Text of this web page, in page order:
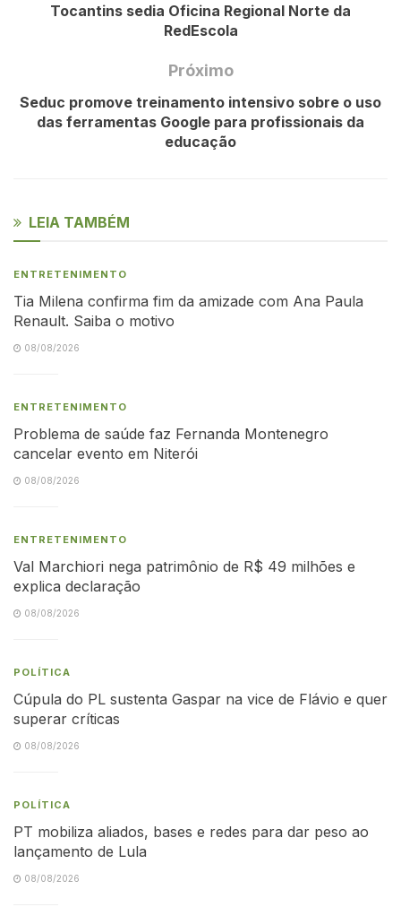
Tocantins sedia Oficina Regional Norte da
RedEscola
Próximo
Seduc promove treinamento intensivo sobre o uso
das ferramentas Google para profissionais da
educação
LEIA TAMBÉM
ENTRETENIMENTO
Tia Milena confirma fim da amizade com Ana Paula
Renault. Saiba o motivo
08/08/2026
ENTRETENIMENTO
Problema de saúde faz Fernanda Montenegro
cancelar evento em Niterói
08/08/2026
ENTRETENIMENTO
Val Marchiori nega patrimônio de R$ 49 milhões e
explica declaração
08/08/2026
POLÍTICA
Cúpula do PL sustenta Gaspar na vice de Flávio e quer
superar críticas
08/08/2026
POLÍTICA
PT mobiliza aliados, bases e redes para dar peso ao
lançamento de Lula
08/08/2026